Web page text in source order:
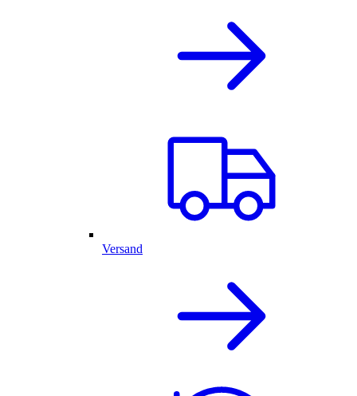
Versand